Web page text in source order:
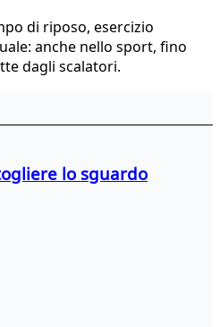
di riposo, esercizio
anche nello sport, fino
dagli scalatori.
lo sguardo